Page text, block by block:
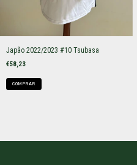
Japão 2022/2023 #10 Tsubasa
€58,23
COMPRAR